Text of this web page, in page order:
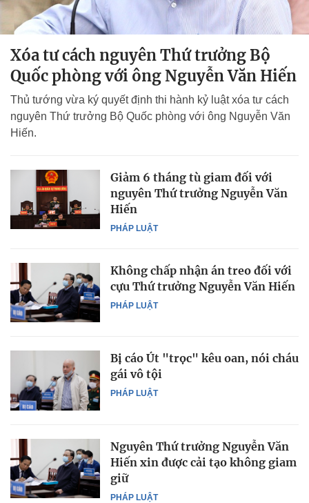
Xóa tư cách nguyên Thứ trưởng Bộ
Quốc phòng với ông Nguyễn Văn Hiến
Thủ tướng vừa ký quyết định thi hành kỷ luật xóa tư cách
nguyên Thứ trưởng Bộ Quốc phòng với ông Nguyễn Văn
Hiến.
PHÁP LUẬT
Giảm 6 tháng tù giam đối với
nguyên Thứ trưởng Nguyễn Văn
Hiến
PHÁP LUẬT
Không chấp nhận án treo đối với
cựu Thứ trưởng Nguyễn Văn Hiến
PHÁP LUẬT
Bị cáo Út "trọc" kêu oan, nói cháu
gái vô tội
PHÁP LUẬT
Nguyên Thứ trưởng Nguyễn Văn
Hiến xin được cải tạo không giam
giữ